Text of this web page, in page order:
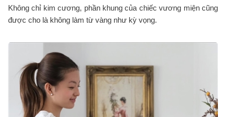
Không chỉ kim cương, phần khung của chiếc vương miện cũng
được cho là không làm từ vàng như kỳ vọng.